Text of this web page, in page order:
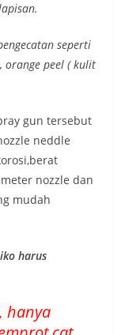
seperti
orange peel ( kulit
gun tersebut
neddle
nozzle dan
mudah
harus
hanya